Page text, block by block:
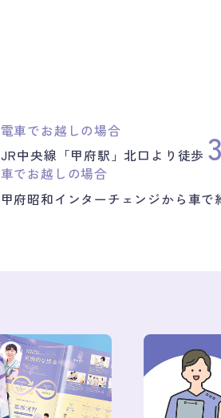
電車でお越しの場合
JR中央線「甲府駅」北口より徒歩
車でお越しの場合
甲府昭和インターチェンジから車で